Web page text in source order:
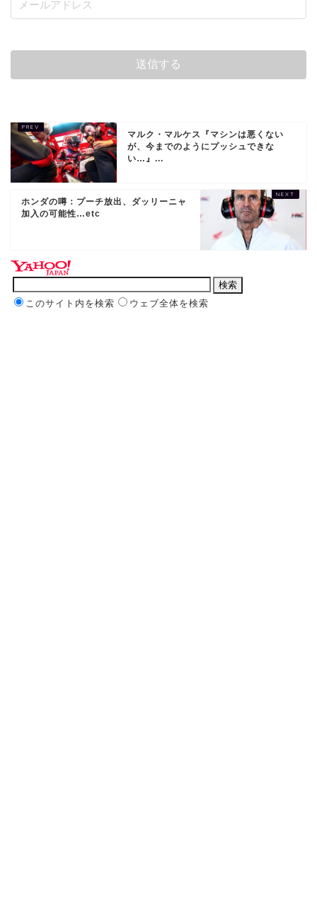
マルク・マルケス『マシンは悪くない
が、今までのようにプッシュできな
い…』...
ホンダの噂：プーチ放出、ダッリーニャ
加入の可能性…etc
このサイト内を検索 ウェブ全体を検索